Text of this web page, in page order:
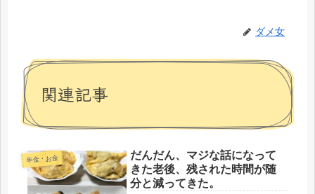
ダメ女
関連記事
年金・お金
だんだん、マジな話になって
きた老後、残された時間が随
分と減ってきた。